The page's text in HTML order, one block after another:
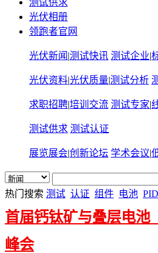
光伏相册
领跑者官网
光伏新闻 |测试快讯 测试企业|
光伏资料|光伏质量|测试分析
求职招聘|培训交流 测试专家|
测试供求 测试认证
展览展会|创新论坛 学术会议|
热门搜索 测试 认证 组件 电池 PID
首届钙钛矿与叠层电池
峰会